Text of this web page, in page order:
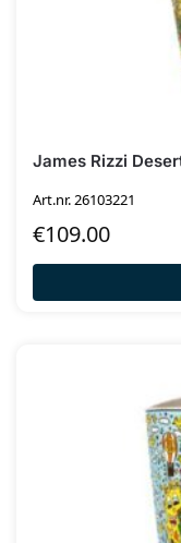
James Rizzi
Art.nr. 26103221
€109.00